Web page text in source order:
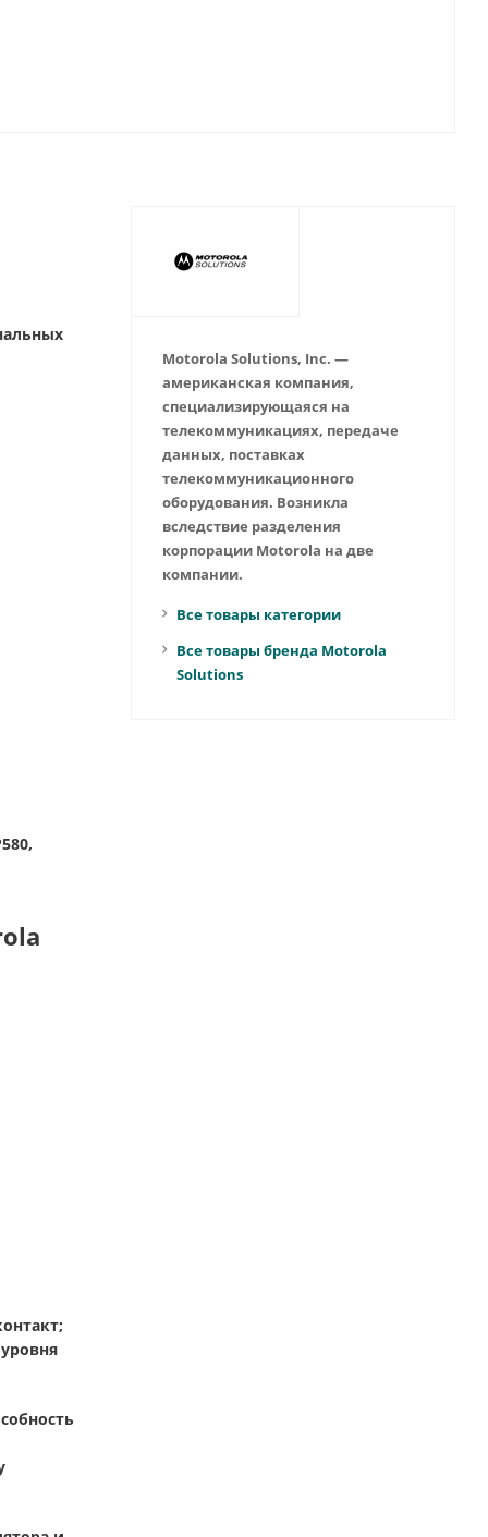
Motorola Solutions, Inc. —
американская компания,
специализирующаяся на
телекоммуникациях, передаче
данных, поставках
телекоммуникационного
оборудования. Возникла
вследствие разделения
корпорации Motorola на две
компании.
Все товары категории
Все товары бренда Motorola
Solutions